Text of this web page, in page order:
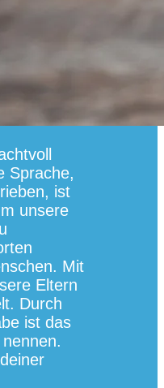
Sprache,
ist
unsere
Mit
Eltern
Durch
ist das